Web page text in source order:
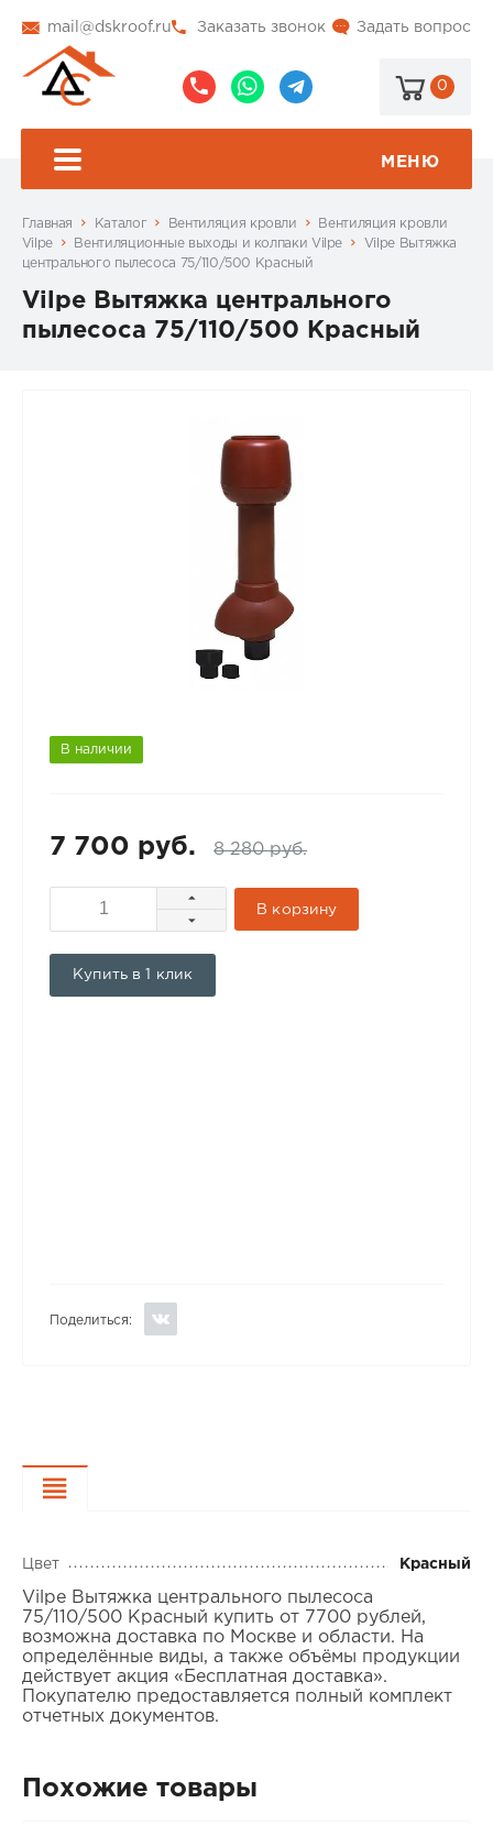
mail@dskroof.ru Задать вопрос
Заказать звонок
0
МЕНЮ
Главная Каталог Вентиляция кровли
Вентиляция кровли
Vilpe
Вентиляционные выходы и колпаки Vilpe
Vilpe Вытяжка
центрального пылесоса 75/110/500 Красный
Vilpe Вытяжка центрального
пылесоса 75/110/500 Красный
В наличии
7 700 руб. 8 280 руб.
В корзину
Купить в 1 клик
Поделиться:
Цвет Красный
Vilpe Вытяжка центрального пылесоса
75/110/500 Красный купить от 7700 рублей,
возможна доставка по Москве и области. На
определённые виды, а также объёмы продукции
действует акция «Бесплатная доставка».
Покупателю предоставляется полный комплект
отчетных документов.
Похожие товары